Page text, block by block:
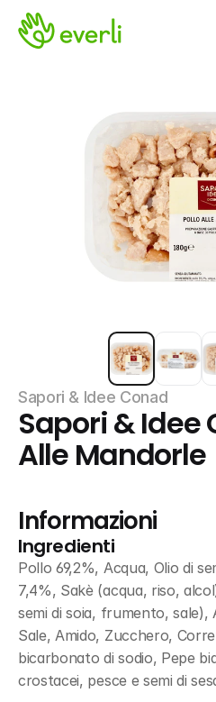
Sapori & Idee Conad
Sapori & Idee
Alle Mandorle
Informazioni
Ingredienti
Pollo 69,2%, Acqua, Olio di
7,4%, Sakè (acqua, riso,
semi di soia, frumento, sale),
Sale, Amido, Zucchero,
bicarbonato di sodio, Pepe
crostacei, pesce e semi di